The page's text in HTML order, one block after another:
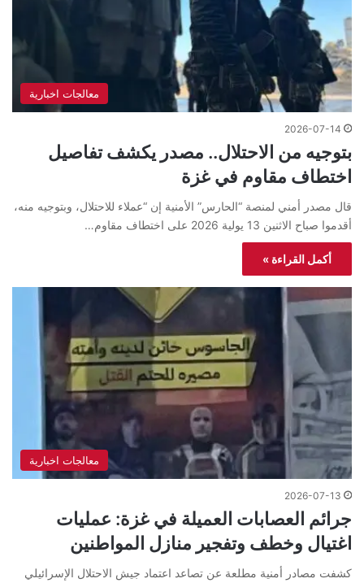
معالجات اخبارية
2026-07-14
بتوجيه من الاحتلال.. مصدر يكشف تفاصيل
اختطاف مقاوم في غزة
قال مصدر أمني لمنصة “الحارس” الأمنية إن “عملاء للاحتلال، وبتوجيه منه،
أقدموا صباح الاثنين 13 يولية 2026 على اختطاف مقاوم…
أكمل القراءة »
معالجات اخبارية
2026-07-13
جرائم العصابات العميلة في غزة: عمليات
اغتيال وخطف وتفجير منازل المواطنين
كشفت مصادر أمنية مطلعة عن تصاعد اعتماد جيش الاحتلال الإسرائيلي